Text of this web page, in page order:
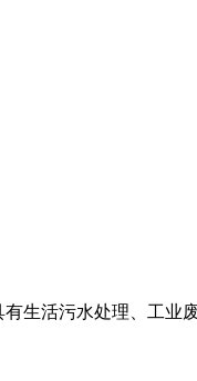
生活污水处理、工